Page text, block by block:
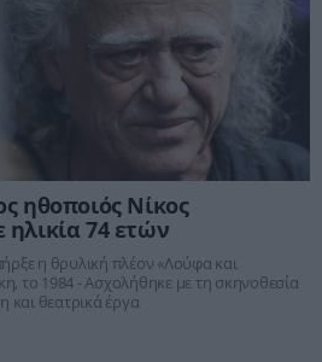
ηθοποιός Νίκος
74 ετών
η θρυλική πλέον «Λούφα και
το 1984 - Ασχολήθηκε με τη σκηνοθεσία
και θεατρικά έργα